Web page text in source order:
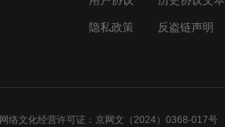
隐私政策 反盗链声明
网络文化经营许可证：京网文（2024）0368-017号